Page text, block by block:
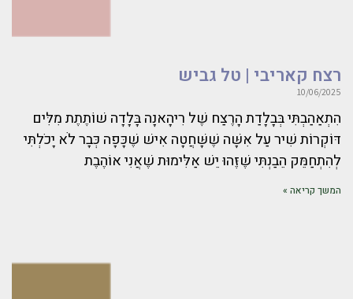
רצח קאריבי | טל גביש
10/06/2025
הִתְאַהַבְתִּי בְּבָלָדַת הָרֶצַח שֶׁל רִיהָאנָה בָּלָדָה שׁוֹתֶתֶת מִלִּים
דּוֹקְרוֹת שִׁיר עַל אִשָּׁה שֶׁשָּׁחֲטָה אִישׁ שֶׁכָּפָה כְּבָר לֹא יָכֹלְתִּי
לְהִתְחַמֵּק הֵבַנְתִּי שֶׁזֶּהוּ יֵשׁ אַלִּימוּת שֶׁאֲנִי אוֹהֶבֶת
המשך קריאה »